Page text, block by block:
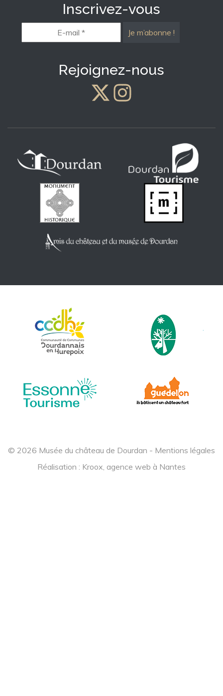
Inscrivez-vous
mail
*
Rejoignez-nous
© 2026 Musée du château de Dourdan - Mentions légales
Réalisation : Kroox, agence web à Nantes